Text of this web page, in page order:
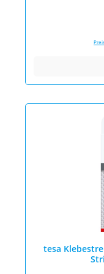
tesa